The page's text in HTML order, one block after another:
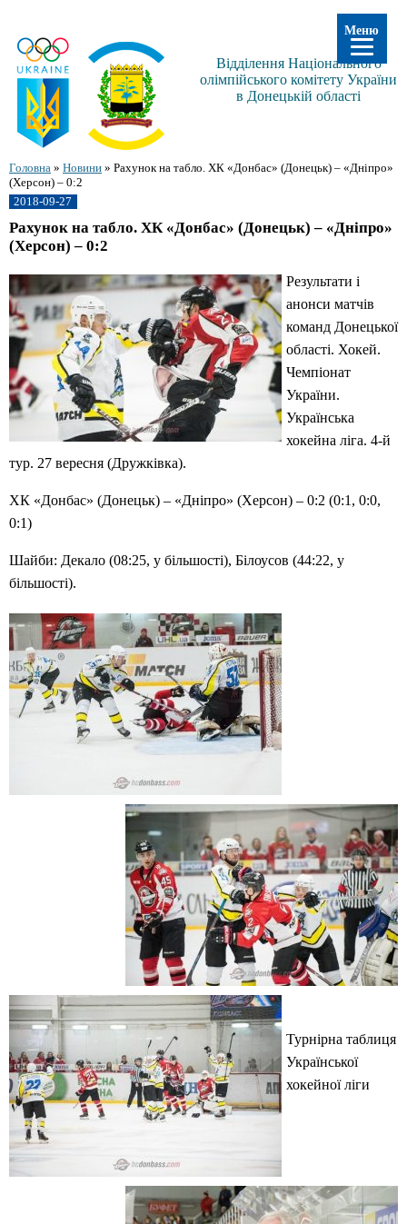
Відділення Національного
олімпійського комітету України
в Донецькій області
Головна » Новини » Рахунок на табло. ХК «Донбас» (Донецьк) – «Дніпро»
(Херсон) – 0:2
2018-09-27
Рахунок на табло. ХК «Донбас» (Донецьк) – «Дніпро»
(Херсон) – 0:2
Результати і
анонси матчів
команд Донецької
області. Хокей.
Чемпіонат
України.
Українська
хокейна ліга. 4-й
тур. 27 вересня (Дружківка).
ХК «Донбас» (Донецьк) – «Дніпро» (Херсон) – 0:2 (0:1, 0:0,
0:1)
Шайби: Декало (08:25, у більшості), Білоусов (44:22, у
більшості).
Турнірна таблиця
Української
хокейної ліги
Меню